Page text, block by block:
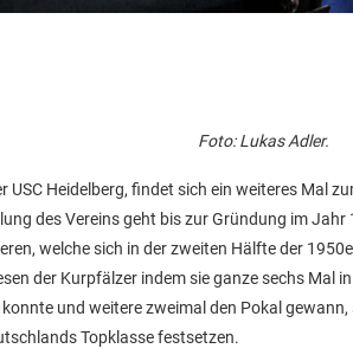
Foto: Lukas Adler.
Heidelberg, findet sich ein weiteres Mal
des Vereins geht bis zur Gründung im
welche sich in der zweiten Hälfte der
der Kurpfälzer indem sie ganze sechs Mal
und weitere zweimal den Pokal
Topklasse festsetzen.